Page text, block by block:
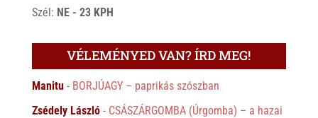
Szél: NE - 23 KPH
VÉLEMÉNYED VAN? ÍRD MEG!
Manitu- BORJÚAGY – paprikás szószban
Zsédely László- CSÁSZÁRGOMBA (Úrgomba) – a hazai